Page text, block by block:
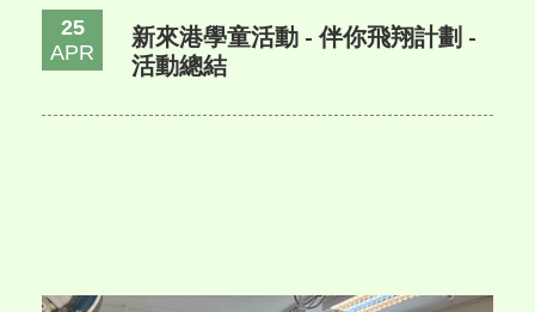
25
APR
新來港學童活動 - 伴你飛翔計劃 -
活動總結